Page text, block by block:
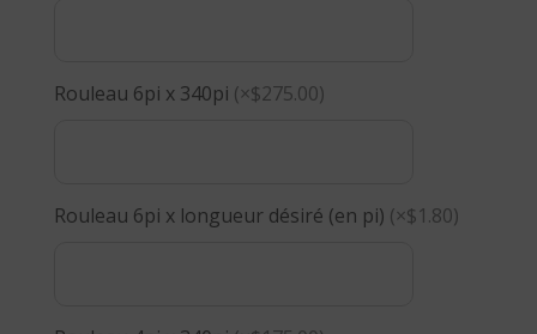
Rouleau 6pi x 340pi (×$275.00)
Rouleau 6pi x longueur désiré (en pi) (×$1.80)